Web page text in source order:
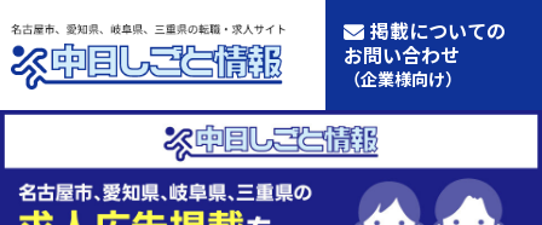
掲載についての
お問い合わせ
（企業様向け）